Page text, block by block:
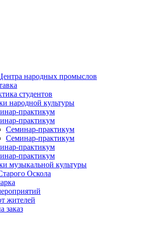
народных промыслов
студентов
народной культуры
практикум
практикум
Семинар-практикум
Семинар-практикум
практикум
практикум
музыкальной культуры
Оскола
жителей
заказ